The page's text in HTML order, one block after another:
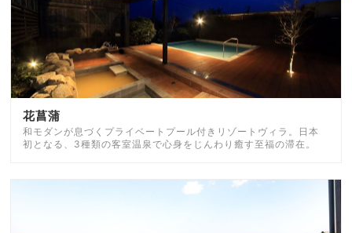
花菖蒲
和モダンが息づくプライベートプール付きリゾートヴィラ。日本
初となる、3種類の客室温泉で心身をじんわり癒す至福の滞在。